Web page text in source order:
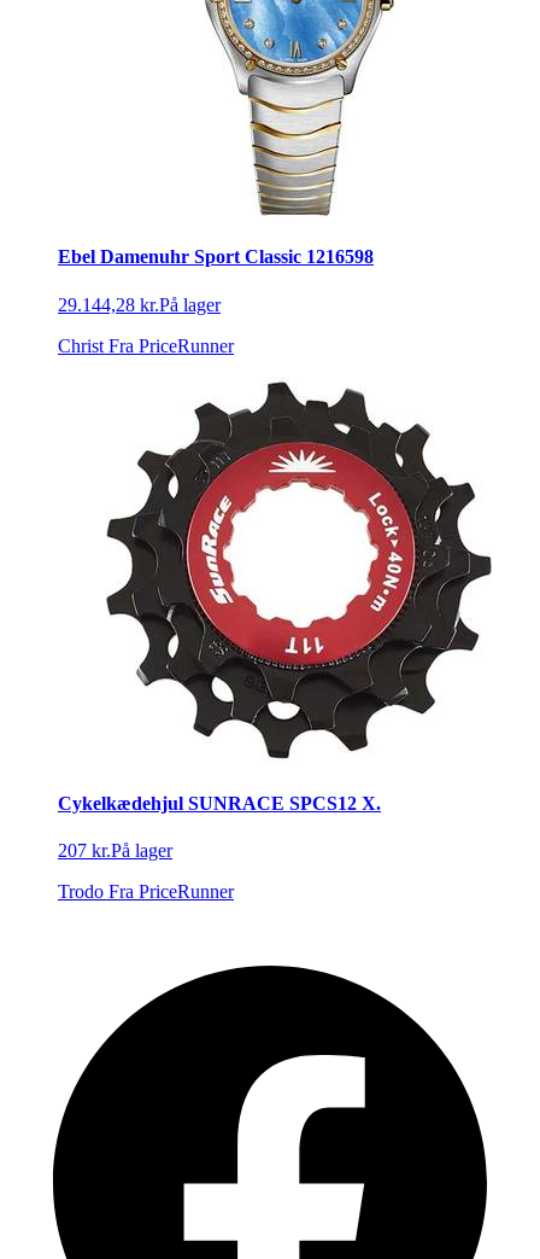
Ebel Damenuhr Sport Classic 1216598
29.144,28 kr.På lager
Christ Fra PriceRunner
Cykelkædehjul SUNRACE SPCS12 X.
207 kr.På lager
Trodo Fra PriceRunner